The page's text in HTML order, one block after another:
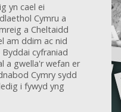
yn cael ei
Cymru a
a Cheltaidd
am ddim ac nid
cyfraniad
a gwella'r wefan er
Cymry sydd
i fywyd yng